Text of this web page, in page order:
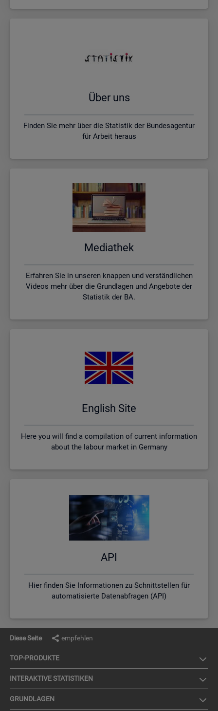
Über uns
Finden Sie mehr über die Statistik der Bundesagentur
für Arbeit heraus
Me­dia­thek
Erfahren Sie in unseren knappen und verständlichen
Videos mehr über die Grundlagen und Angebote der
Statistik der BA.
English Site
Here you will find a compilation of current information
about the labour market in Germany
API
Hier finden Sie Informationen zu Schnittstellen für
automatisierte Datenabfragen (API)
Diese Seite empfehlen
TOP-PRO­DUK­TE
IN­TER­AK­TI­VE STA­TIS­TI­KEN
GRUND­LA­GEN